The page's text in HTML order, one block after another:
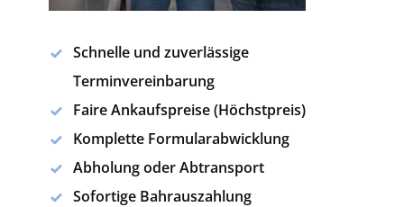
Schnelle und zuverlässige
Terminvereinbarung
Faire Ankaufspreise (Höchstpreis)
Komplette Formularabwicklung
Abholung oder Abtransport
Sofortige Bahrauszahlung